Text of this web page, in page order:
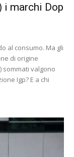
i marchi Dop
al consumo. Ma gli
di origine
sommati valgono
Igp? E a chi